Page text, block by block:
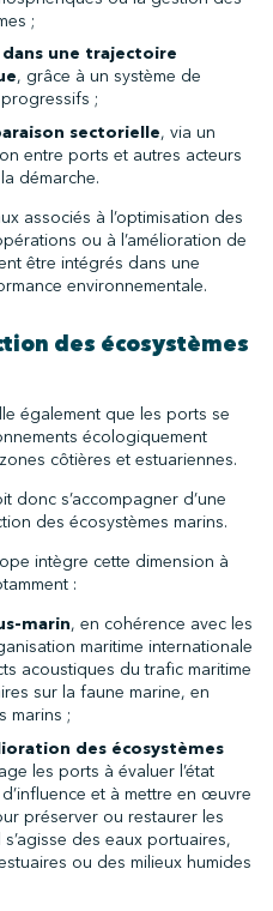
;
une trajectoire
, grâce à un système de
;
sectorielle, via un
entre ports et autres acteurs
démarche.
associés à l’optimisation des
ou à l’amélioration de
être intégrés dans une
environnementale.
des écosystèmes
également que les ports se
écologiquement
côtières et estuariennes.
donc s’accompagner d’une
des écosystèmes marins.
intègre cette dimension à
:
marin, en cohérence avec les
maritime internationale
acoustiques du trafic maritime
sur la faune marine, en
marins ;
des écosystèmes
les ports à évaluer l’état
et à mettre en œuvre
préserver ou restaurer les
des eaux portuaires,
ou des milieux humides